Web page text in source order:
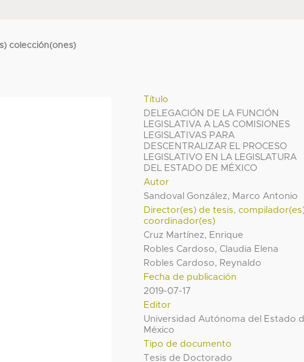
colección(ones)
Título
DELEGACIÓN DE LA FUNCIÓN
LEGISLATIVA A LAS COMISIONES
LEGISLATIVAS PARA
DESCENTRALIZAR EL PROCESO
LEGISLATIVO EN LA LEGISLATURA
DEL ESTADO DE MÉXICO
Autor
Sandoval González, Marco Antonio
Director(es) de tesis,
coordinador(es)
Cruz Martínez, Enrique
Robles Cardoso, Claudia Elena
Robles Cardoso, Reynaldo
Fecha de publicación
2019-07-17
Editor
Universidad Autónoma del Estado
México
Tipo de documento
Tesis de Doctorado